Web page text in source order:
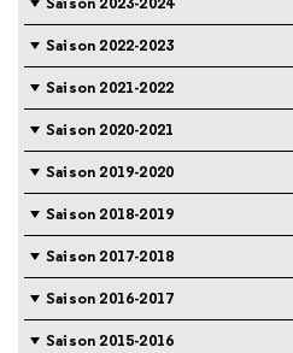
Saison 2022-2023
Saison 2021-2022
Saison 2020-2021
Saison 2019-2020
Saison 2018-2019
Saison 2017-2018
Saison 2016-2017
Saison 2015-2016